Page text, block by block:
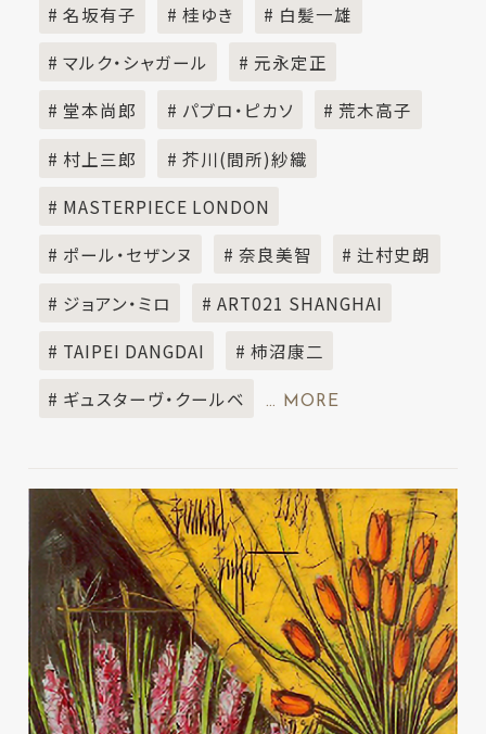
# 名坂有子 # 桂ゆき # 白髪一雄
# マルク・シャガール # 元永定正
# 堂本尚郎 # パブロ・ピカソ # 荒木高子
# 村上三郎 # 芥川(間所)紗織
# MASTERPIECE LONDON
# ポール・セザンヌ # 奈良美智 # 辻村史朗
# ジョアン・ミロ # ART021 SHANGHAI
# TAIPEI DANGDAI # 柿沼康二
# ギュスターヴ・クールベ … MORE